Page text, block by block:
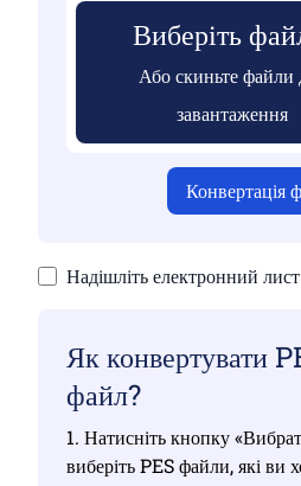
Виберіть
Або скиньте файли
завантаження
Конвертація
Надішліть електронний
Як конвертувати
файл?
1. Натисніть кнопку
виберіть PES файли, які ви